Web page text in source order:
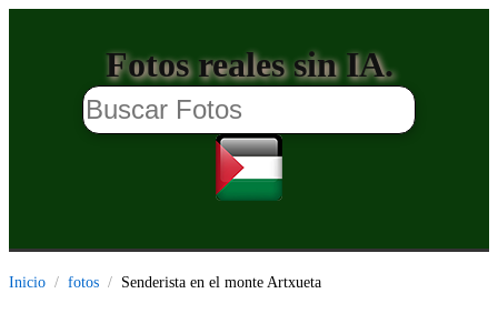
Fotos reales sin IA.
Inicio fotos Senderista en el monte Artxueta